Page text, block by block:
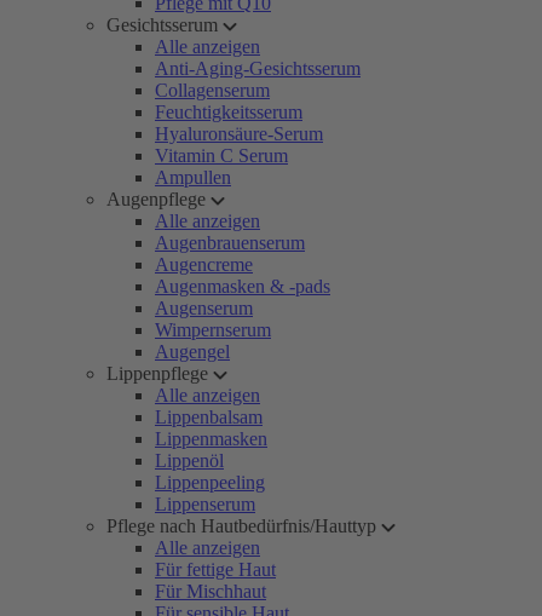
Gesichtsserum
Alle anzeigen
Anti-Aging-Gesichtsserum
Collagenserum
Feuchtigkeitsserum
Hyaluronsäure-Serum
Vitamin C Serum
Ampullen
Augenpflege
Alle anzeigen
Augenbrauenserum
Augencreme
Augenmasken & -pads
Augenserum
Wimpernserum
Augengel
Lippenpflege
Alle anzeigen
Lippenbalsam
Lippenmasken
Lippenöl
Lippenpeeling
Lippenserum
Pflege nach Hautbedürfnis/Hauttyp
Alle anzeigen
Für fettige Haut
Für Mischhaut